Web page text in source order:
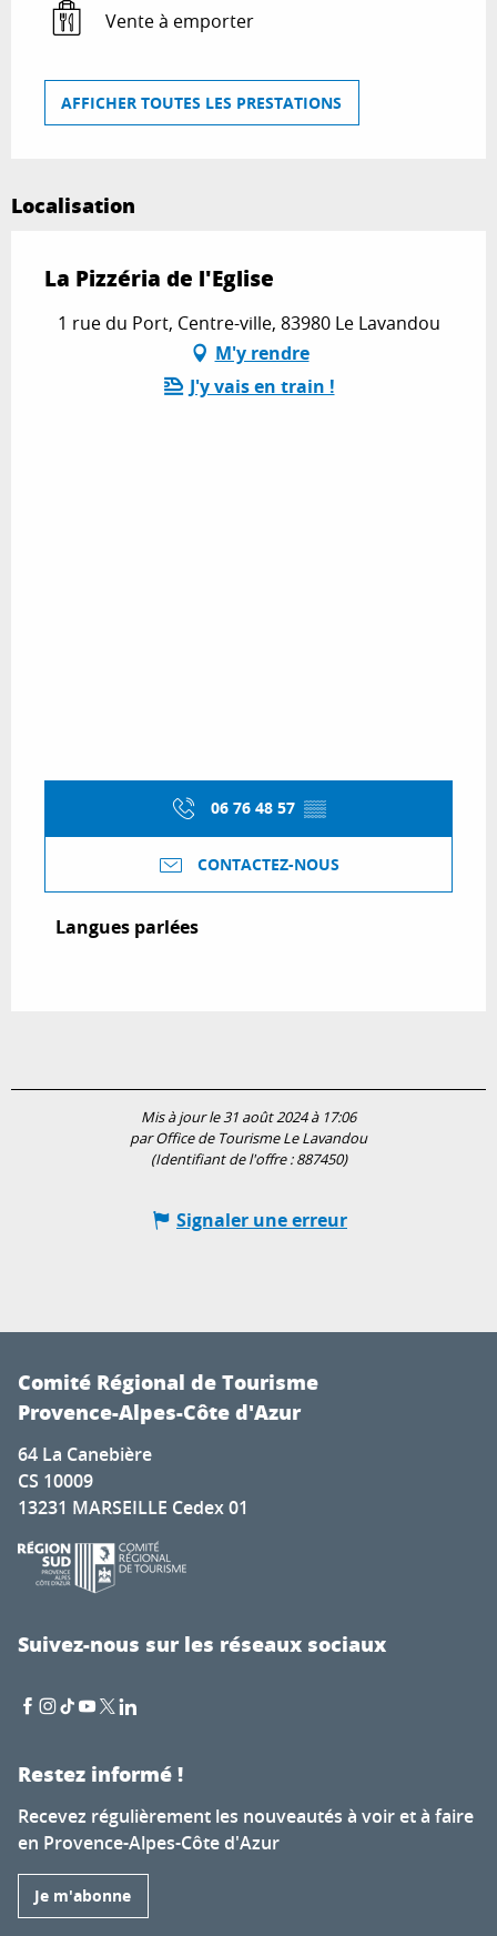
Vente à emporter
AFFICHER TOUTES LES PRESTATIONS
Localisation
La Pizzéria de l'Eglise
1 rue du Port, Centre-ville, 83980 Le Lavandou
M'y rendre
J'y vais en train !
06 76 48 57 ▒▒
CONTACTEZ-NOUS
Langues parlées
Langues parlées
Mis à jour le 31 août 2024 à 17:06
par Office de Tourisme Le Lavandou
(Identifiant de l'offre :887450)
Signaler une erreur
Comité Régional de Tourisme
Provence-Alpes-Côte d'Azur
64 La Canebière
CS 10009
13231 MARSEILLE Cedex 01
Suivez-nous sur les réseaux sociaux
Restez informé !
Recevez régulièrement les nouveautés à voir et à faire
en Provence-Alpes-Côte d'Azur
Je m'abonne